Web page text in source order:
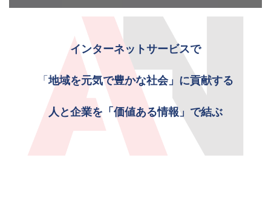
インターネットサービスで
「地域を元気で豊かな社会」に貢献する
人と企業を「価値ある情報」で結ぶ